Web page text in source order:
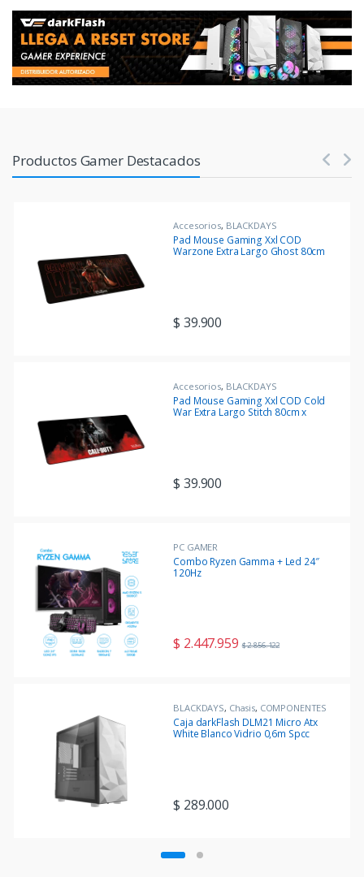
Products Carousel
Productos Gamer Destacados
Accesorios, BLACKDAYS
Pad Mouse Gaming Xxl COD
Warzone Extra Largo Ghost 80cm
$ 39.900
Accesorios, BLACKDAYS
Pad Mouse Gaming Xxl COD Cold
War Extra Largo Stitch 80cm x
$ 39.900
PC GAMER
Combo Ryzen Gamma + Led 24″
120Hz
$ 2.447.959 $2.856.122
BLACKDAYS, Chasis, COMPONENTES
Caja darkFlash DLM21 Micro Atx
White Blanco Vidrio 0,6m Spcc
$ 289.000